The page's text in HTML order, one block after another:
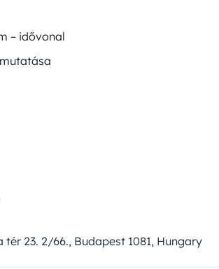
– idővonal
23. 2/66., Budapest 1081, Hungary